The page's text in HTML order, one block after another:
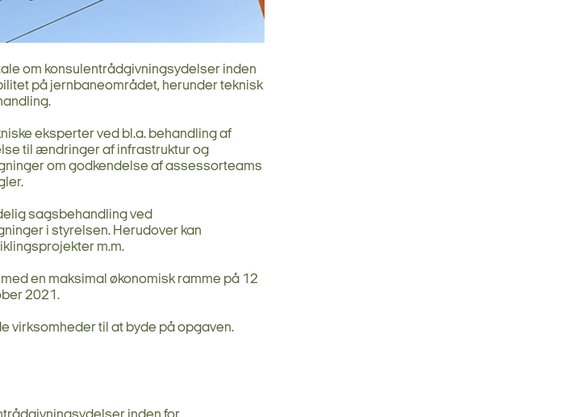
om konsulentrådgivningsydelser inden
på jernbaneområdet, herunder teknisk
eksperter ved bl.a. behandling af
til ændringer af infrastruktur og
om godkendelse af assessorteams
sagsbehandling ved
i styrelsen. Herudover kan
m.m.
en maksimal økonomisk ramme på 12
2021.
virksomheder til at byde på opgaven.